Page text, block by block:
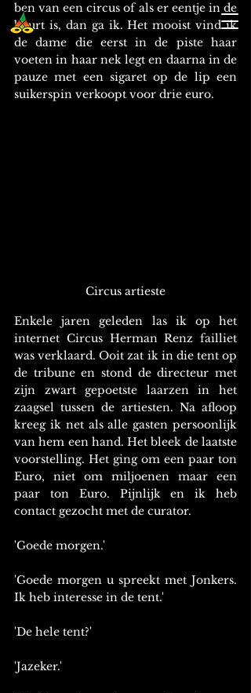
ben van een circus of als er eentje in de
buurt is, dan ga ik. Het mooist vind ik
de dame die eerst in de piste haar
voeten in haar nek legt en daarna in de
pauze met een sigaret op de lip een
suikerspin verkoopt voor drie euro.
Circus artieste
Enkele jaren geleden las ik op het
internet Circus Herman Renz failliet
was verklaard. Ooit zat ik in die tent op
de tribune en stond de directeur met
zijn zwart gepoetste laarzen in het
zaagsel tussen de artiesten. Na afloop
kreeg ik net als alle gasten persoonlijk
van hem een hand. Het bleek de laatste
voorstelling. Het ging om een paar ton
Euro, niet om miljoenen maar een
paar ton Euro. Pijnlijk en ik heb
contact gezocht met de curator.
'Goede morgen.'
'Goede morgen u spreekt met Jonkers.
Ik heb interesse in de tent.'
'De hele tent?'
'Jazeker.'